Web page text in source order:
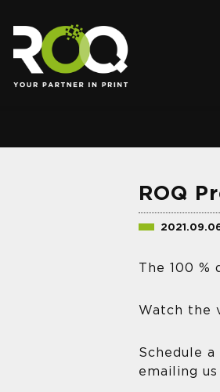
ROQ
The 100
Watch the
Schedule
emailing